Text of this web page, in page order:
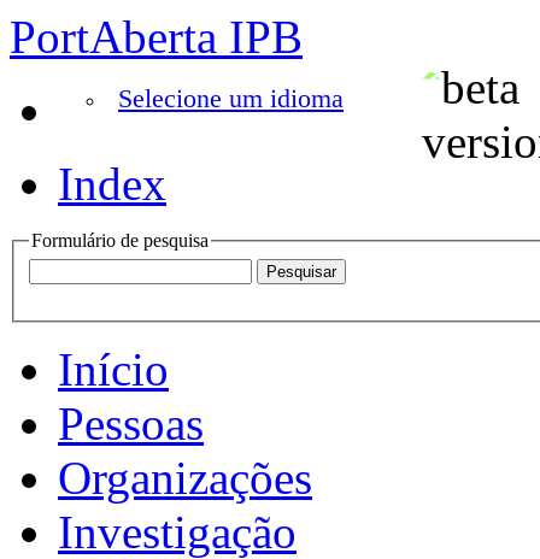
PortAberta IPB
Selecione um idioma
Index
Formulário de pesquisa
Início
Pessoas
Organizações
Investigação